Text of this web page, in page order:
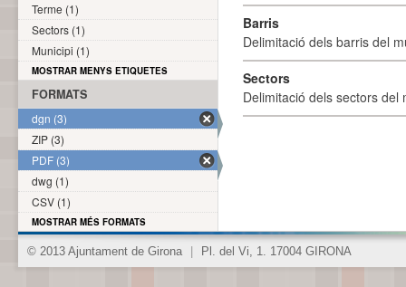
Barris
Delimitació dels barris del
Sectors
Delimitació dels sectors del
Terme (1)
Sectors (1)
Municipi (1)
MOSTRAR MENYS ETIQUETES
FORMATS
dgn (3)
ZIP (3)
PDF (3)
dwg (1)
CSV (1)
MOSTRAR MÉS FORMATS
© 2013 Ajuntament de Girona Pl. del Vi, 1. 17004 GIRONA